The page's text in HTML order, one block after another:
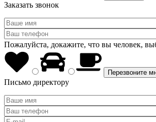
Заказать звонок
Пожалуйста, докажите, что вы человек,
Письмо директору